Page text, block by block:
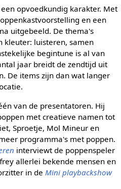
opvoedkundig karakter. Met
en een
uitgebeeld. De thema's
kleuter: luisteren, samen
begintune is al van
jaar breidt de zendtijd uit
De items zijn dan wat langer
van de presentatoren. Hij
met creatieve namen tot
Sproetje, Mol Mineur en
programma's met poppen.
interviewt de poppenspeler
allerlei bekende mensen en
in de Mini playbackshow